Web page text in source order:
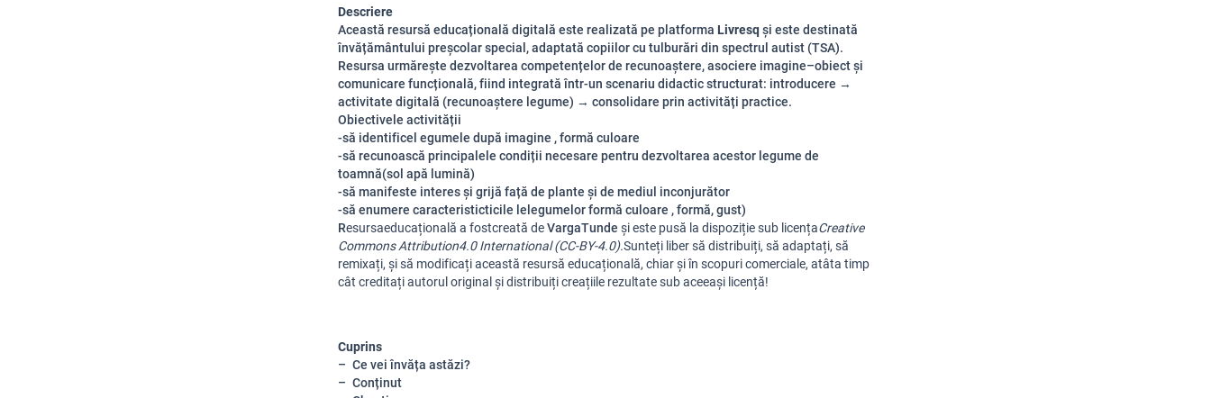
Descriere
Această resursă educațională digitală este realizată pe platforma Livresq și este destinată
învățământului preșcolar special, adaptată copiilor cu tulburări din spectrul autist (TSA).
Resursa urmărește dezvoltarea competențelor de recunoaștere, asociere imagine–obiect și
comunicare funcțională, fiind integrată într-un scenariu didactic structurat: introducere →
activitate digitală (recunoaștere legume) → consolidare prin activități practice.
Obiectivele activității
-să identificel egumele după imagine , formă culoare
-să recunoască principalele condiții necesare pentru dezvoltarea acestor legume de
toamnă(sol apă lumină)
-să manifeste interes și grijă față de plante și de mediul inconjurător
-să enumere caracteristicticile lelegumelor formă culoare , formă, gust)
Resursaeducațională a fostcreată deVargaTunde șieste pusă la dispozițiesub licențaCreative
Commons Attribution4.0 International (CC-BY-4.0).Sunteți libersă distribuiți, să adaptați, să
remixați, șisă modificațiaceastă resursă educațională, chiarșiîn scopuricomerciale, atâta timp
cât creditațiautorul original șidistribuițicreațiile rezultatesubaceeași licență!
Cuprins
Ce vei învăța astăzi?
Conținut